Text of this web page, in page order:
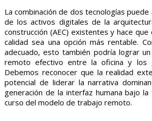
La combinación de dos tecnologías puede
de los activos digitales de la
construcción (AEC) existentes y hace
calidad sea una opción más rentable.
adecuado, esto también podría lograr
remoto efectivo entre la oficina y los
Debemos reconocer que la realidad
potencial de liderar la narrativa
generación de la interfaz humana bajo la
curso del modelo de trabajo remoto.